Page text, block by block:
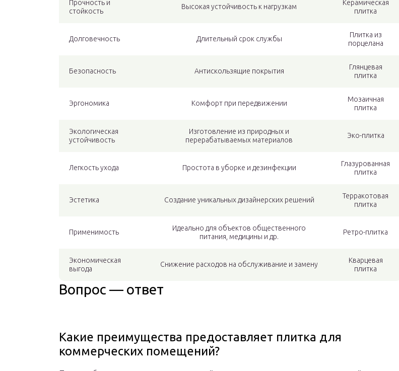
Прочность и
стойкость
Высокая устойчивость к нагрузкам
Керамическая
плитка
Долговечность Длительный срок службы
Плитка из
порцелана
Безопасность Антискользящие покрытия
Глянцевая
плитка
Эргономика Комфорт при передвижении
Мозаичная
плитка
Экологическая
устойчивость
Изготовление из природных и
перерабатываемых материалов
Эко-плитка
Легкость ухода Простота в уборке и дезинфекции
Глазурованная
плитка
Эстетика Создание уникальных дизайнерских решений
Терракотовая
плитка
Применимость
Идеально для объектов общественного
питания, медицины и др.
Ретро-плитка
Экономическая
выгода
Снижение расходов на обслуживание и замену
Кварцевая
плитка
Вопрос — ответ
Какие преимущества предоставляет плитка для
коммерческих помещений?